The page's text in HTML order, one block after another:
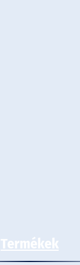
Termékek